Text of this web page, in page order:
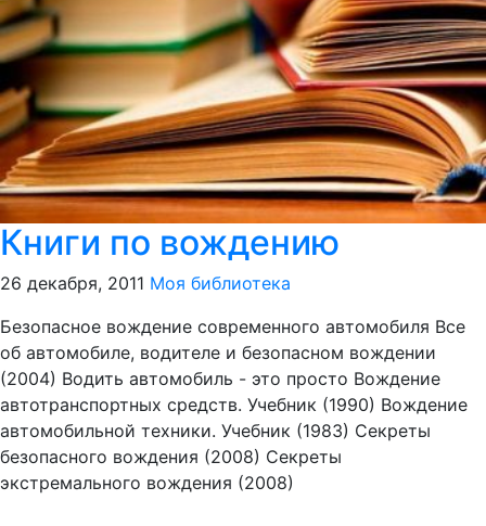
Книги по вождению
26 декабря, 2011 Моя библиотека
Безопасное вождение современного автомобиля Все
об автомобиле, водителе и безопасном вождении
(2004) Водить автомобиль - это просто Вождение
автотранспортных средств. Учебник (1990) Вождение
автомобильной техники. Учебник (1983) Секреты
безопасного вождения (2008) Секреты
экстремального вождения (2008)